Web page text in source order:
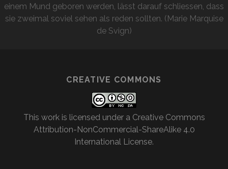
einem Mund geboren werden, lässt darauf schliessen, dass
sie zweimal soviel sehen als reden sollten. (Marie Marquise
de Svign)
CREATIVE COMMONS
This work is licensed under a Creative Commons
Attribution-NonCommercial-ShareAlike 4.0
International License.